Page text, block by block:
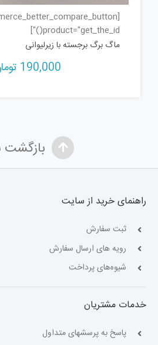
product="get_the_id()"]
ماگ برگ برجسته با زیرلیوانی
190,000
بازگشت
راهنمای خرید از سایت
ثبت سفارش
رویه های ارسال سفارش
شیوه‌های پرداخت
خدمات مشتریان
پاسخ به پرسشهای متداول